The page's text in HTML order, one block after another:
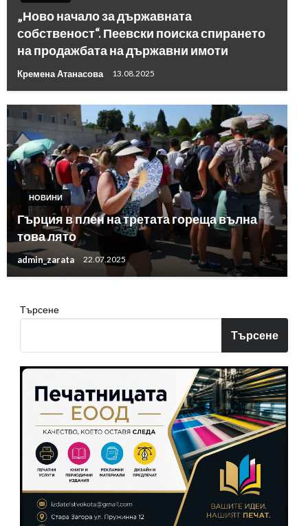
„Ново начало за държавната
собственост“. Пеевски поиска спирането
на продажбата на държавни имоти
Кремена Атанасова 13.08.2025
НОВИНИ
Гърция в плен на третата гореща вълна
това лято
admin_zarata 22.07.2025
Търсене
Търсене